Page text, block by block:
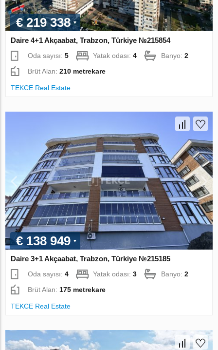
€ 219 338
Daire 4+1 Akçaabat, Trabzon, Türkiye №215854
Oda sayısı:5 Yatak odası:4 Banyo:2
Brüt Alan:210 metrekare
TEKCE Real Estate
€ 138 949
Daire 3+1 Akçaabat, Trabzon, Türkiye №215185
Oda sayısı:4 Yatak odası:3 Banyo:2
Brüt Alan:175 metrekare
TEKCE Real Estate